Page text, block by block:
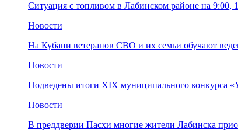
Ситуация с топливом в Лабинском районе на 9:00,
Новости
На Кубани ветеранов СВО и их семьи обучают
Новости
Подведены итоги XIX муниципального конкурса
Новости
В преддверии Пасхи многие жители Лабинска